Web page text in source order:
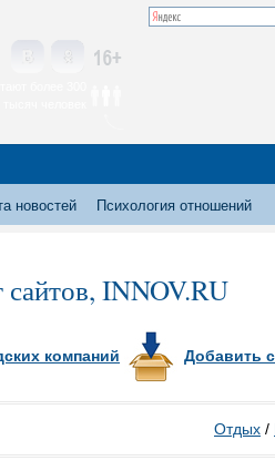
новостей Психология отношений
INNOV.RU
компаний Добавить
Отдых /